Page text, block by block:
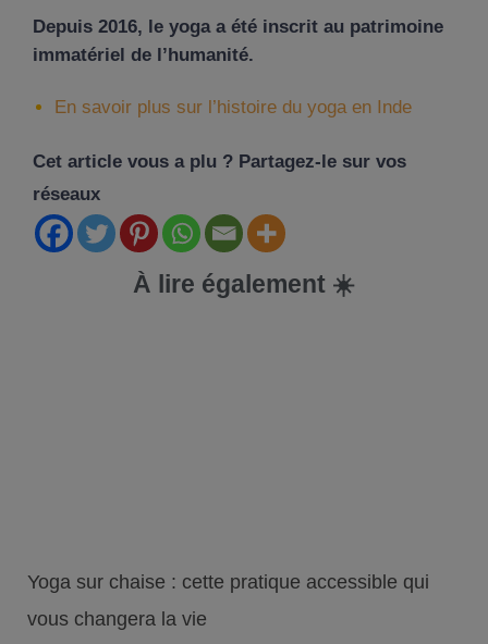
Depuis 2016, le yoga a été inscrit au patrimoine
immatériel de l’humanité.
En savoir plus sur l’histoire du yoga en Inde
Cet article vous a plu ? Partagez-le sur vos
réseaux
À lire également ☀️
Yoga sur chaise : cette pratique accessible qui
vous changera la vie